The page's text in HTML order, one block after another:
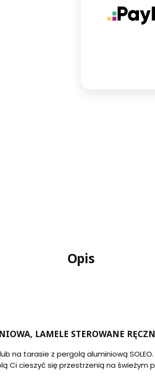
Opis
LAMELE STEROWANE
na tarasie z pergolą aluminiową
Ci cieszyć się przestrzenią na świeżym